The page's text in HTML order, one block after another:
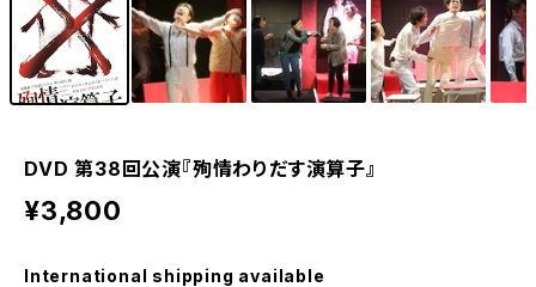
DVD 第38回公演『殉情わりだす演算子』
¥3,800
International shipping available